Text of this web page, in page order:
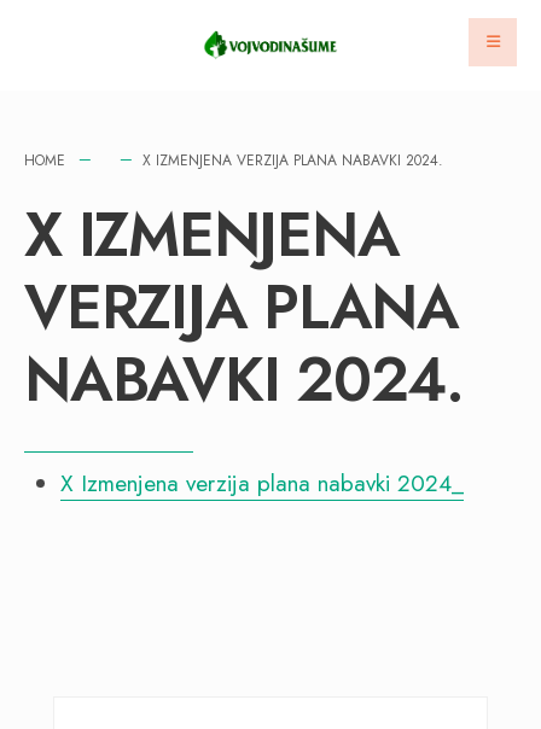
HOME X IZMENJENA VERZIJA PLANA NABAVKI 2024.
X IZMENJENA
VERZIJA PLANA
NABAVKI 2024.
X Izmenjena verzija plana nabavki 2024_